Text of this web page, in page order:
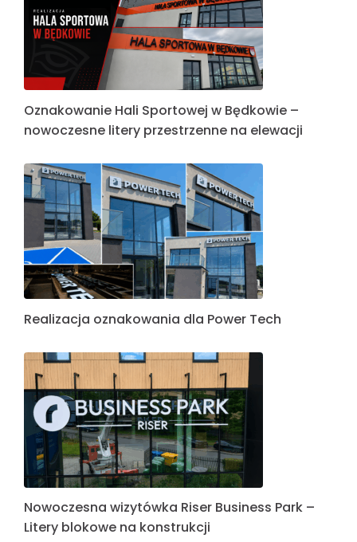
Oznakowanie Hali Sportowej w Będkowie –
nowoczesne litery przestrzenne na elewacji
Realizacja oznakowania dla Power Tech
Nowoczesna wizytówka Riser Business Park –
Litery blokowe na konstrukcji